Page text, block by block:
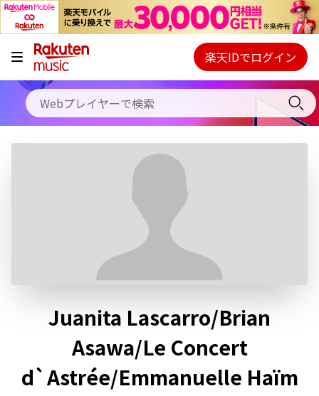
キャンペーン
料金プラン
使い方
Webプレイヤー
ご契約内容の確認・変更
楽天IDでログイン
Juanita Lascarro/Brian
Asawa/Le Concert
d`Astrée/Emmanuelle Haïm